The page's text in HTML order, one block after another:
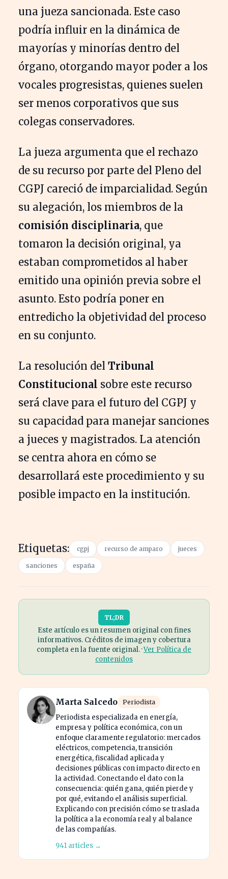
una jueza sancionada. Este caso
podría influir en la dinámica de
mayorías y minorías dentro del
órgano, otorgando mayor poder a los
vocales progresistas, quienes suelen
ser menos corporativos que sus
colegas conservadores.
La jueza argumenta que el rechazo
de su recurso por parte del Pleno del
CGPJ careció de imparcialidad. Según
su alegación, los miembros de la
comisión disciplinaria, que
tomaron la decisión original, ya
estaban comprometidos al haber
emitido una opinión previa sobre el
asunto. Esto podría poner en
entredicho la objetividad del proceso
en su conjunto.
La resolución del Tribunal
Constitucional sobre este recurso
será clave para el futuro del CGPJ y
su capacidad para manejar sanciones
a jueces y magistrados. La atención
se centra ahora en cómo se
desarrollará este procedimiento y su
posible impacto en la institución.
Etiquetas: cgpj recurso de amparo jueces
sanciones españa
TL;DR
Este artículo es un resumen original con fines
informativos. Créditos de imagen y cobertura
completa en la fuente original. ·Ver Política de
contenidos
Marta Salcedo Periodista
Periodista especializada en energía,
empresa y política económica, con un
enfoque claramente regulatorio: mercados
eléctricos, competencia, transición
energética, fiscalidad aplicada y
decisiones públicas con impacto directo en
la actividad. Conectando el dato con la
consecuencia: quién gana, quién pierde y
por qué, evitando el análisis superficial.
Explicando con precisión cómo se traslada
la política a la economía real y al balance
de las compañías.
941 articles →